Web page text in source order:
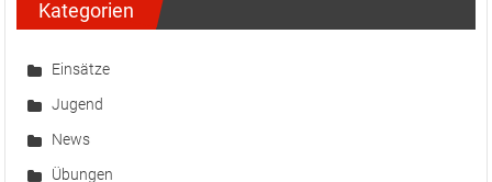
Einsätze
Jugend
News
Übungen
Waldfest